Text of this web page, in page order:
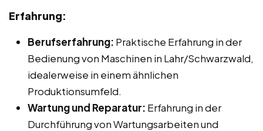
Erfahrung:
Berufserfahrung: Praktische Erfahrung in der
Bedienung von Maschinen in Lahr/Schwarzwald,
idealerweise in einem ähnlichen
Produktionsumfeld.
Wartung und Reparatur: Erfahrung in der
Durchführung von Wartungsarbeiten und